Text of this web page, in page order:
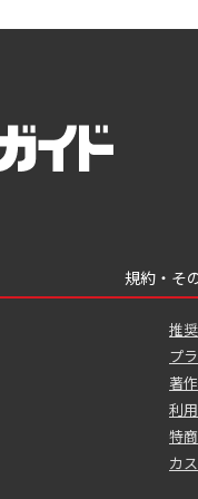
規約・そ
推
プ
著
利
特
カ